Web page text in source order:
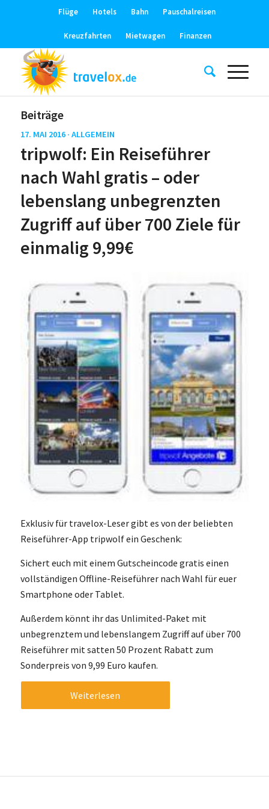
Flüge Hotels Bahn Pauschalreisen
Kreuzfahrten Mietwagen Finanzen
Beiträge
17. MAI 2016 · ALLGEMEIN
tripwolf: Ein Reiseführer
nach Wahl gratis – oder
lebenslang unbegrenzten
Zugriff auf über 700 Ziele für
einmalig 9,99€
Exklusiv für travelox-Leser gibt es von der beliebten
Reiseführer-App tripwolf ein Geschenk:
Sichert euch mit einem Gutscheincode gratis einen
vollständigen Offline-Reiseführer nach Wahl für euer
Smartphone oder Tablet.
Außerdem könnt ihr das Unlimited-Paket mit
unbegrenztem und lebenslangem Zugriff auf über 700
Reiseführer mit satten 50 Prozent Rabatt zum
Sonderpreis von 9,99 Euro kaufen.
Weiterlesen